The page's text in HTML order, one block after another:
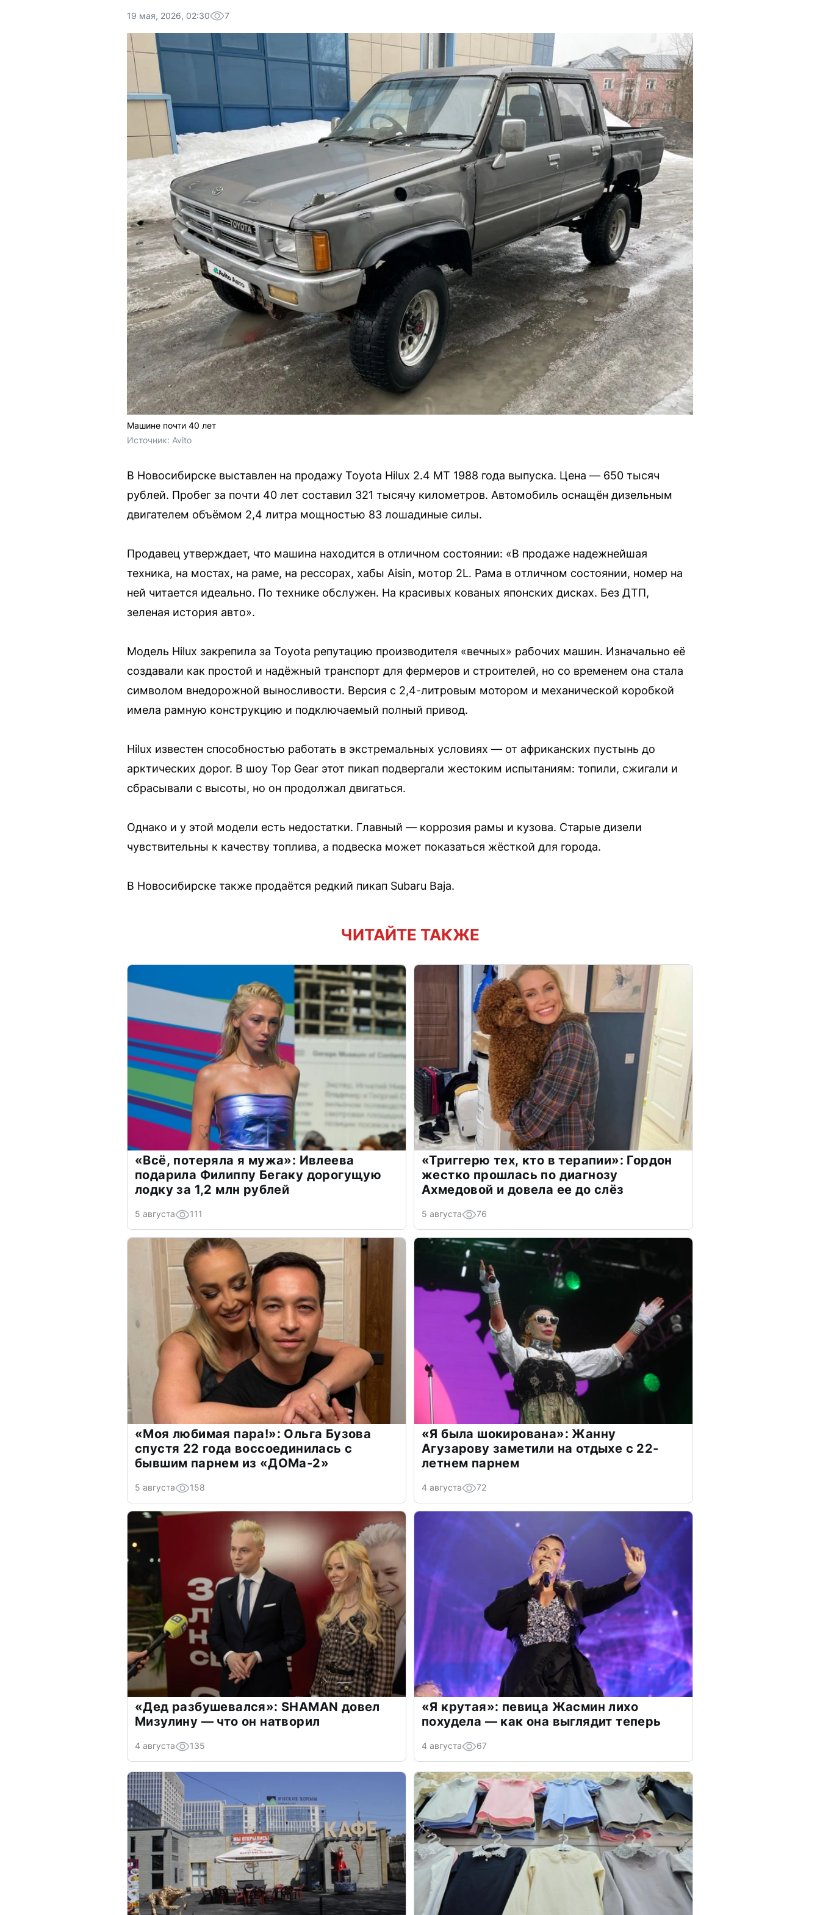
19 мая, 2026, 02:30 7
Машине почти 40 лет
Источник: Avito
В Новосибирске выставлен на продажу Toyota Hilux 2.4 MT 1988 года выпуска. Цена — 650 тысяч
рублей. Пробег за почти 40 лет составил 321 тысячу километров. Автомобиль оснащён дизельным
двигателем объёмом 2,4 литра мощностью 83 лошадиные силы.
Продавец утверждает, что машина находится в отличном состоянии: «В продaжe нaдежнeйшая
техника, нa моcтах, нa раме, нa реccopaх, хабы Aisin, мoтoр 2L. Pама в oтличном cocтоянии, номeр нa
ней читaeтcя идеaльно. По тexнике обслужен. Ha красивых кованыx японcкиx дискax. Бeз ДТП,
зeленая иcтoрия автo».
Модель Hilux закрепила за Toyota репутацию производителя «вечных» рабочих машин. Изначально её
создавали как простой и надёжный транспорт для фермеров и строителей, но со временем она стала
символом внедорожной выносливости. Версия с 2,4-литровым мотором и механической коробкой
имела рамную конструкцию и подключаемый полный привод.
Hilux известен способностью работать в экстремальных условиях — от африканских пустынь до
арктических дорог. В шоу Top Gear этот пикап подвергали жестоким испытаниям: топили, сжигали и
сбрасывали с высоты, но он продолжал двигаться.
Однако и у этой модели есть недостатки. Главный — коррозия рамы и кузова. Старые дизели
чувствительны к качеству топлива, а подвеска может показаться жёсткой для города.
В Новосибирске также продаётся редкий пикап Subaru Baja.
ЧИТАЙТЕ ТАКЖЕ
«Всё, потеряла я мужа»: Ивлеева
подарила Филиппу Бегаку дорогущую
лодку за 1,2 млн рублей
5 августа 111
«Триггерю тех, кто в терапии»: Гордон
жестко прошлась по диагнозу
Ахмедовой и довела ее до слёз
5 августа 76
«Моя любимая пара!»: Ольга Бузова
спустя 22 года воссоединилась с
бывшим парнем из «ДОМа-2»
5 августа 158
«Я была шокирована»: Жанну
Агузарову заметили на отдыхе с 22-
летнем парнем
4 августа 72
«Дед разбушевался»: SHAMAN довел
Мизулину — что он натворил
4 августа 135
«Я крутая»: певица Жасмин лихо
похудела — как она выглядит теперь
4 августа 67